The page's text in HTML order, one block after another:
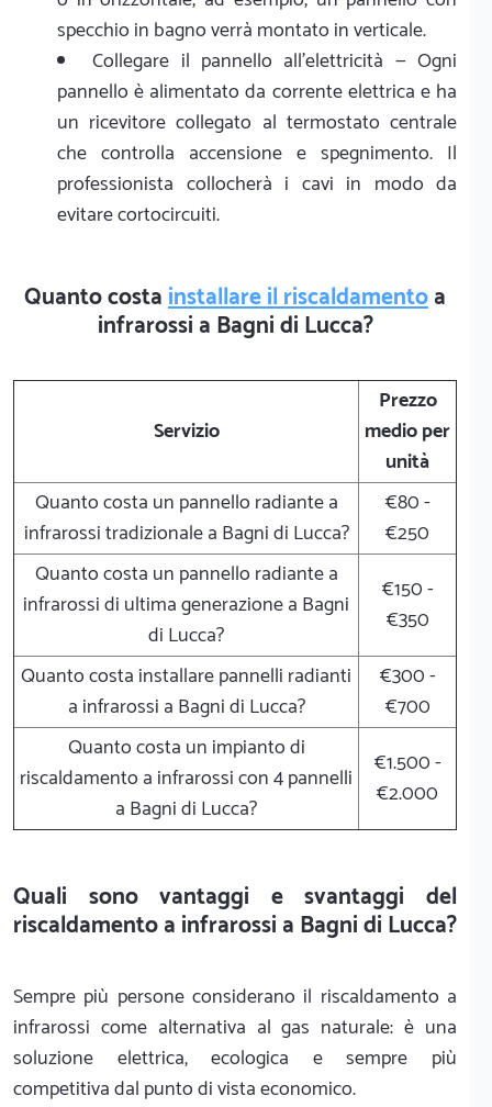
specchio in bagno verrà montato in verticale.
Collegare il pannello all’elettricità — Ogni
pannello è alimentato da corrente elettrica e ha
un ricevitore collegato al termostato centrale
che controlla accensione e spegnimento. Il
professionista collocherà i cavi in modo da
evitare cortocircuiti.
Quanto costainstallare il riscaldamentoa
infrarossi a Bagni di Lucca?
Servizio
Prezzo
medio per
unità
Quanto costa un pannello radiante a
infrarossi tradizionale a Bagni di Lucca?
€80 -
€250
Quanto costa un pannello radiante a
infrarossi di ultima generazione a Bagni
di Lucca?
€150 -
€350
Quanto costa installare pannelli radianti
a infrarossi a Bagni di Lucca?
€300 -
€700
Quanto costa un impianto di
riscaldamento a infrarossi con 4 pannelli
a Bagni di Lucca?
€1.500 -
€2.000
Quali sono vantaggi e svantaggi del
riscaldamento a infrarossi a Bagni di Lucca?
Sempre più persone considerano il riscaldamento a
infrarossi come alternativa al gas naturale: è una
soluzione elettrica, ecologica e sempre più
competitiva dal punto di vista economico.